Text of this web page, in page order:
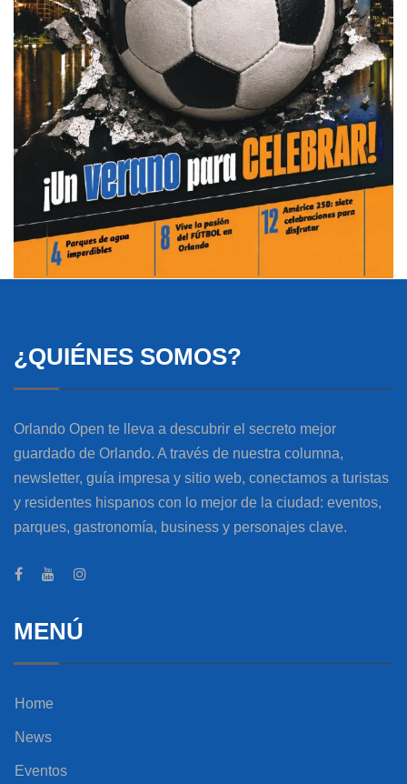
¿QUIÉNES SOMOS?
Orlando Open te lleva a descubrir el secreto mejor
guardado de Orlando. A través de nuestra columna,
newsletter, guía impresa y sitio web, conectamos a turistas
y residentes hispanos con lo mejor de la ciudad: eventos,
parques, gastronomía, business y personajes clave.
MENÚ
Home
News
Eventos